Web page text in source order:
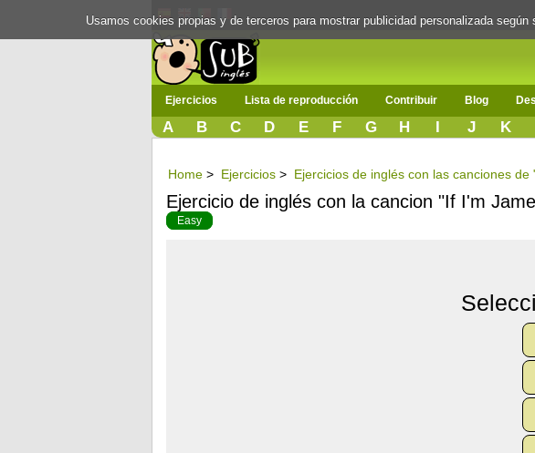
Ejercicios Lista de reproducción Contribuir Blog
A B C D E F G H I J K
Home > Ejercicios > Ejercicios de inglés con las canciones de
Ejercicio de inglés con la cancion "If I'm
Easy
Usamos cookies propias y de terceros para mostrar publicidad personalizada